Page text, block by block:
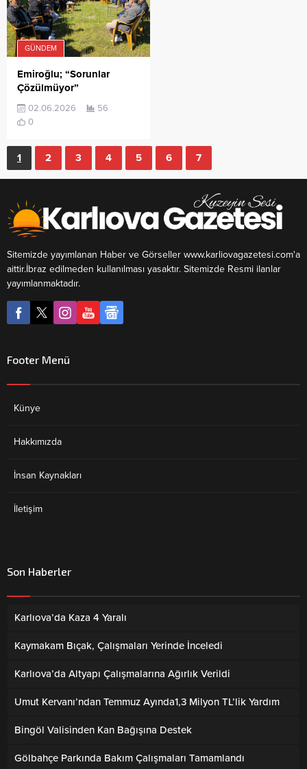
GÜNDEM
Emiroğlu; “Sorunlar
Çözülmüyor”
02.06.2026
56
0
1 2 3 4 5 6 7
Sitemizde yayımlanan Haber ve Görseller www.karliovagazetesi.com'a
aittir.İbraz edilmeden kullanılması yasaktır. Sitemizde Resmi ilanlar
yayımlanmaktadır.
Footer Menü
Künye
Hakkımızda
İnsan Kaynakları
İletişim
Son Haberler
Karlıova’da Kaza 4 Yaralı
Kaymakam Bıçak, Çalışmaları Yerinde İnceledi
Karlıova’da Altyapı Çalışmalarına Ağırlık Verildi
Umut Kervanı’ndan Temmuz Ayında1,3 Milyon TL’lik Yardım
Bingöl Valisinden Kan Bağışına Destek
Gölbahçe Parkında Bakım Çalışmaları Tamamlandı